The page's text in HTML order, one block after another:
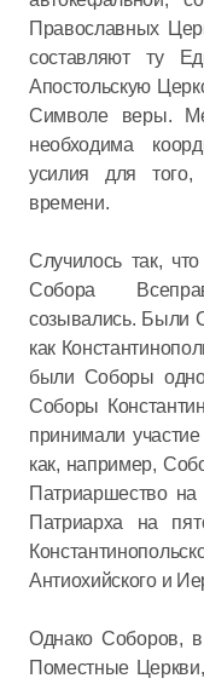
Православных
составляют ту
Апостольскую
Символе веры.
необходима
усилия для
времени.
Случилось так,
Собора
созывались. Были
как
были Соборы
Соборы
принимали
как, например,
Патриаршество на
Патриарха на
Антиохийского и
Однако Соборов,
Поместные